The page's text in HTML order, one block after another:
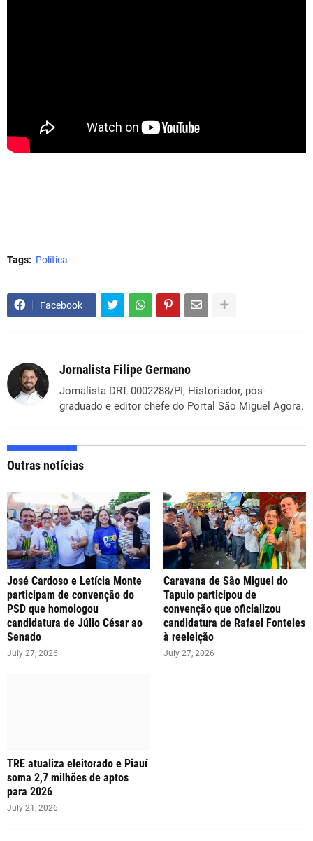
Tags: Política
Facebook
Jornalista Filipe Germano
Jornalista DRT 0002288/PI, Historiador, pós-
graduado e editor chefe do Portal São Miguel Agora.
Outras notícias
José Cardoso e Letícia Monte
participam de convenção do
PSD que homologou
candidatura de Júlio César ao
Senado
July 27, 2026
Caravana de São Miguel do
Tapuio participou de
convenção que oficializou
candidatura de Rafael Fonteles
à reeleição
July 27, 2026
TRE atualiza eleitorado e Piauí
soma 2,7 milhões de aptos
para 2026
July 21, 2026